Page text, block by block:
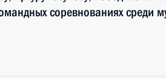
соревнованиях среди